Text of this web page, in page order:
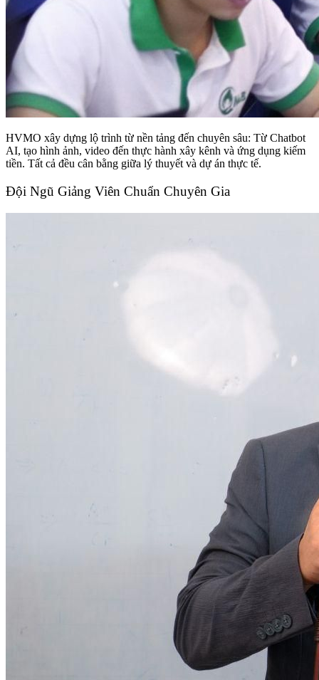
HVMO xây dựng lộ trình từ nền tảng đến chuyên sâu: Từ Chatbot
AI, tạo hình ảnh, video đến thực hành xây kênh và ứng dụng kiếm
tiền. Tất cả đều cân bằng giữa lý thuyết và dự án thực tế.
Đội Ngũ Giảng Viên Chuẩn Chuyên Gia